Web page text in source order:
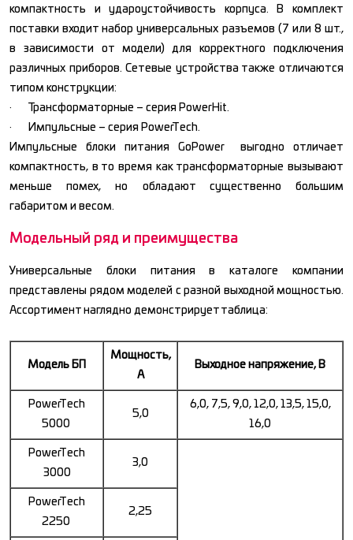
компактность и удароустойчивость корпуса. В комплект
поставки входит набор универсальных разъемов (7 или 8 шт.,
в зависимости от модели) для корректного подключения
различных приборов. Сетевые устройства также отличаются
типом конструкции:
· Трансформаторные – серия PowerHit.
· Импульсные – серия PowerTech.
Импульсные блоки питания GoPower выгодно отличает
компактность, в то время как трансформаторные вызывают
меньше помех, но обладают существенно большим
габаритом и весом.
Модельный ряд и преимущества
Универсальные блоки питания в каталоге компании
представлены рядом моделей с разной выходной мощностью.
Ассортимент наглядно демонстрирует таблица:
Модель БП
Мощность,
А
Выходное напряжение, В
PowerTech
5000
5,0
6,0, 7,5, 9,0, 12,0, 13,5, 15,0,
16,0
PowerTech
3000
3,0
PowerTech
2250
2,25